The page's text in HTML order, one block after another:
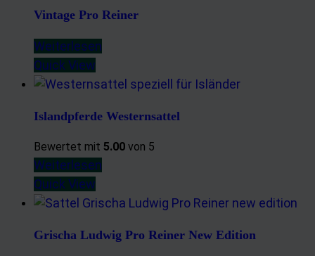
Vintage Pro Reiner
Weiterlesen
Quick View
Islandpferde Westernsattel
Bewertet mit 5.00 von 5
Weiterlesen
Quick View
Grischa Ludwig Pro Reiner New Edition